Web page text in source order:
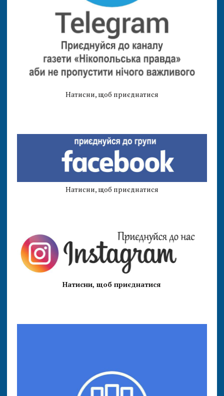
Натисни, щоб приєднатися
Натисни, щоб приєднатися
Натисни, щоб приєднатися